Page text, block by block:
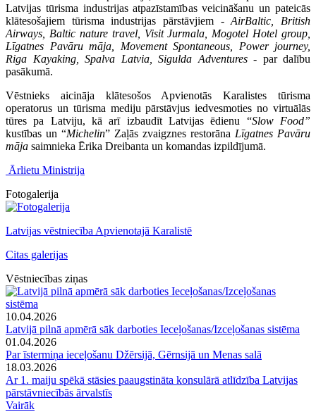
Latvijas tūrisma industrijas atpazīstamības veicināšanu un pateicās
klātesošajiem tūrisma industrijas pārstāvjiem -AirBaltic, British
Airways, Baltic nature travel, Visit Jurmala, Mogotel Hotel group,
Līgatnes Pavāru māja, Movement Spontaneous, Power journey,
Riga Kayaking, Spalva Latvia, Sigulda Adventures - par dalību
pasākumā.
Vēstnieks aicināja klātesošos Apvienotās Karalistes tūrisma
operatorus un tūrisma mediju pārstāvjus iedvesmoties no virtuālās
tūres pa Latviju, kā arī izbaudīt Latvijas ēdienu “Slow Food”
kustības un “Michelin” Zaļās zvaigznes restorāna Līgatnes Pavāru
māja saimnieka Ērika Dreibanta un komandas izpildījumā.
Ārlietu Ministrija
Fotogalerija
Latvijas vēstniecība Apvienotajā Karalistē
Citas galerijas
Vēstniecības ziņas
10.04.2026
Latvijā pilnā apmērā sāk darboties Ieceļošanas/Izceļošanas sistēma
01.04.2026
Par īstermiņa ieceļošanu Džērsijā, Gērnsijā un Menas salā
18.03.2026
Ar 1. maiju spēkā stāsies paaugstināta konsulārā atlīdzība Latvijas
pārstāvniecībās ārvalstīs
Vairāk